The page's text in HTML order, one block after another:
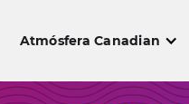
Atmósfera Canadian